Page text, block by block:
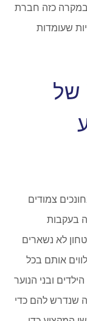
במקרה כזה חברת
שעומדות
של
צמודים
בעקבות
לא נשארים
אותם בכל
הילדים ובני הנוער
שנדרש להם כדי